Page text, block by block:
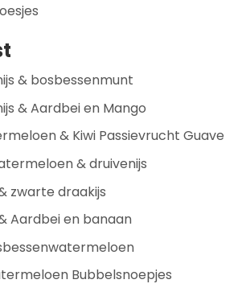
& bosbessenmunt
& Aardbei en Mango
& Kiwi Passievrucht Guave
& druivenijs
zwarte draakijs
Aardbei en banaan
Bubbelsnoepjes